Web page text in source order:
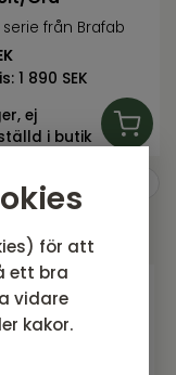
för att
ett bra
vidare
kakor.
från Brafab
1 890 SEK
ej
i butik